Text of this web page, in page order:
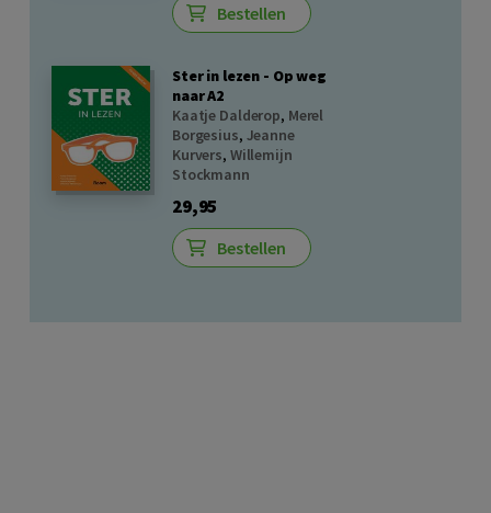
Bestellen
Ster in lezen - Op weg
naar A2
Kaatje Dalderop, Merel
Borgesius, Jeanne
Kurvers, Willemijn
Stockmann
29,95
Bestellen